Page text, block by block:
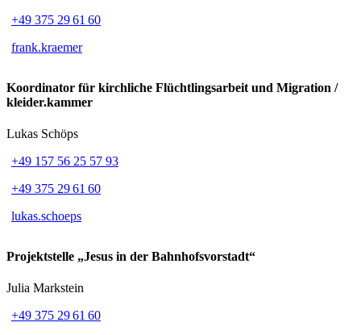
+49 375 29 61 60
frank.kraemer
Koordinator für kirchliche Flüchtlingsarbeit und Migration /
kleider.kammer
Lukas Schöps
+49 157 56 25 57 93
+49 375 29 61 60
lukas.schoeps
Projektstelle „Jesus in der Bahnhofsvorstadt“
Julia Markstein
+49 375 29 61 60